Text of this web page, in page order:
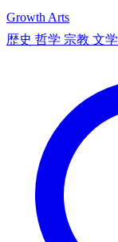
Growth Arts
歴史 哲学 宗教 文学